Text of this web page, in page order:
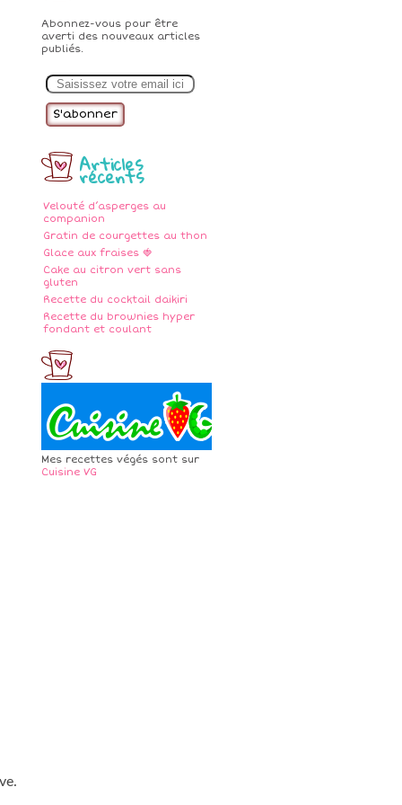
Abonnez-vous pour être
averti des nouveaux articles
publiés.
m
Articles
récents
Velouté d’asperges au
companion
Gratin de courgettes au thon
Glace aux fraises 🍓
Cake au citron vert sans
gluten
Recette du cocktail daikiri
Recette du brownies hyper
fondant et coulant
Mes recettes végés sont sur
Cuisine VG